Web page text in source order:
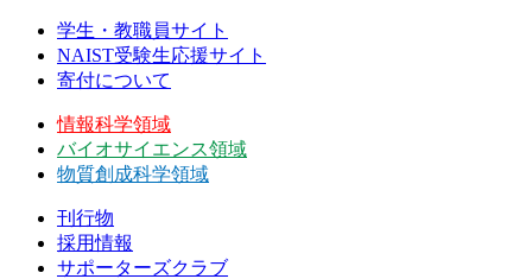
学生・教職員サイト
NAIST受験生応援サイト
寄付について
情報科学領域
バイオサイエンス領域
物質創成科学領域
刊行物
採用情報
サポーターズクラブ